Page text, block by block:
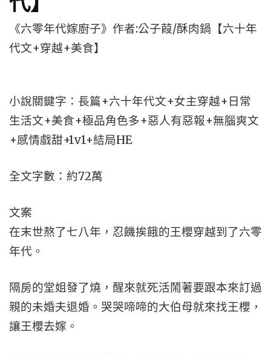
《六零年代嫁廚子》作者:公子葭/酥肉鍋【六十年
代文+穿越+美食】
小說關鍵字：長篇+六十年代文+女主穿越+日常
生活文+美食+極品角色多+惡人有惡報+無腦爽文
+感情戲甜+1v1+結局HE
全文字數：約72萬
文案
在末世熬了七八年，忍饑挨餓的王櫻穿越到了六零
年代。
隔房的堂姐發了燒，醒來就死活鬧著要跟本來訂過
親的未婚夫退婚。哭哭啼啼的大伯母就來找王櫻，
讓王櫻去嫁。